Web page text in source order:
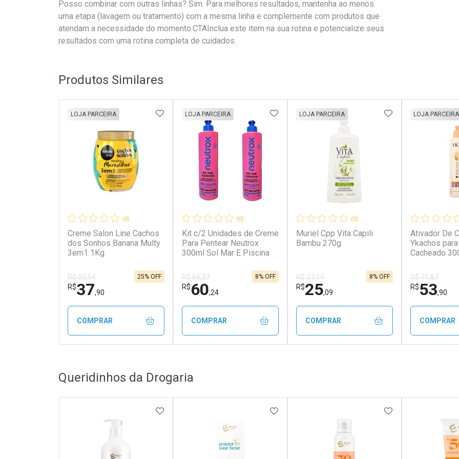
Posso combinar com outras linhas? Sim. Para melhores resultados, mantenha ao menos
uma etapa (lavagem ou tratamento) com a mesma linha e complemente com produtos que
atendam a necessidade do momento.CTAInclua este item na sua rotina e potencialize seus
resultados com uma rotina completa de cuidados.
Produtos Similares
(0)
Creme Salon Line Cachos
dos Sonhos Banana Multy
3em1 1Kg
LOJA PARCEIRA
R$ 50,54
R$37,90
25% OFF
ADICIONAR AOS FAVORITOS
COMPRAR
Laboratório
Por Menos
(0)
Kit c/2 Unidades de Creme
Para Pentear Neutrox
300ml Sol Mar E Piscina
LOJA PARCEIRA
R$ 65,27
R$60,24
8% OFF
ADICIONAR AOS FAVORITOS
COMPRAR
Laboratório
Por Menos
(0)
Muriel Cpp Vita Capili
Bambu 270g
LOJA PARCEIRA
R$ 27,19
R$25,09
8% OFF
ADICIONAR AOS
COMPRAR
Ativador De
Ykachos
Cacheado
LOJA PARCEIRA
R$ 71,87
R$53,90
COMPRAR
Queridinhos da Drogaria
ADICIONAR AOS FAVORITOSADICIONAR AOS FAVORITOSADICIONAR AOS